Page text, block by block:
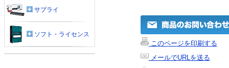
このページを印刷する
メールでURLを送る
サプライ
ソフト・ライセンス